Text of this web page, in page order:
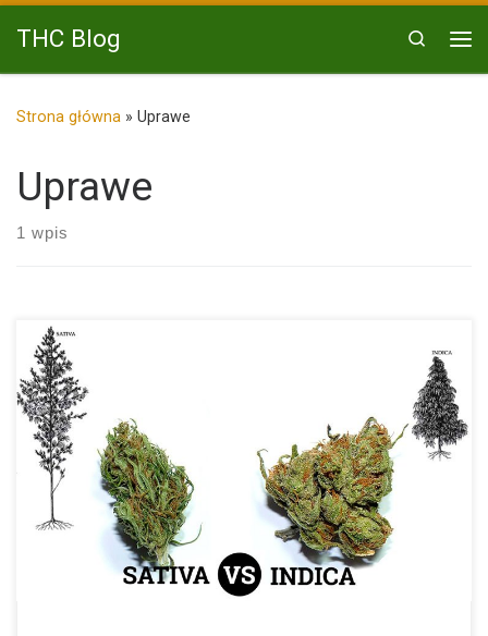
Przejdź do treści
THC Blog
Search
Strona główna » Uprawe
Uprawe
1 wpis
Sativa vs Indica: gatunki marihuany i ich oddziaływanie W
każdym […]